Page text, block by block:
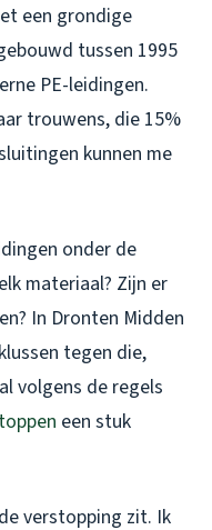
een grondige
tussen 1995
PE-leidingen.
trouwens, die 15%
kunnen me
onder de
materiaal? Zijn er
In Dronten Midden
tegen die,
volgens de regels
een stuk
verstopping zit. Ik